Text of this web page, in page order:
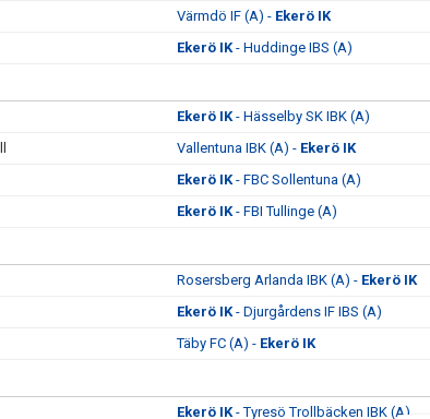
Värmdö IF (A) - Ekerö IK
Ekerö IK- Huddinge IBS (A)
Ekerö IK- Hässelby SK IBK (A)
Vallentuna IBK (A) - Ekerö IK
Ekerö IK- FBC Sollentuna (A)
Ekerö IK- FBI Tullinge (A)
Rosersberg Arlanda IBK (A) - Ekerö IK
Ekerö IK- Djurgårdens IF IBS (A)
Täby FC (A) - Ekerö IK
Ekerö IK- Tyresö Trollbäcken IBK (A)